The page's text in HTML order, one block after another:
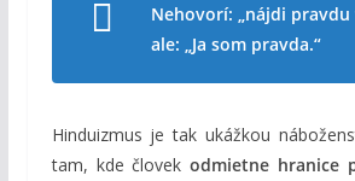
Nehovorí: „nájdi pravdu
ale: „Ja som pravda.“
Hinduizmus je tak ukážkou
tam, kde človekodmietne hranice